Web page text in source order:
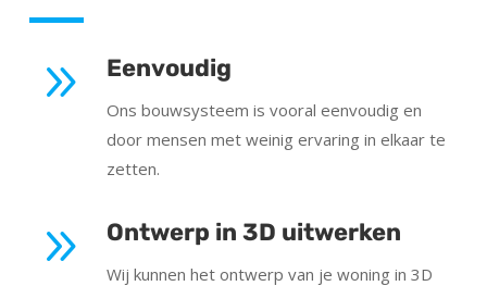
9 Eenvoudig
Ons bouwsysteem is vooral eenvoudig en
door mensen met weinig ervaring in elkaar te
zetten.
9 Ontwerp in 3D uitwerken
Wij kunnen het ontwerp van je woning in 3D